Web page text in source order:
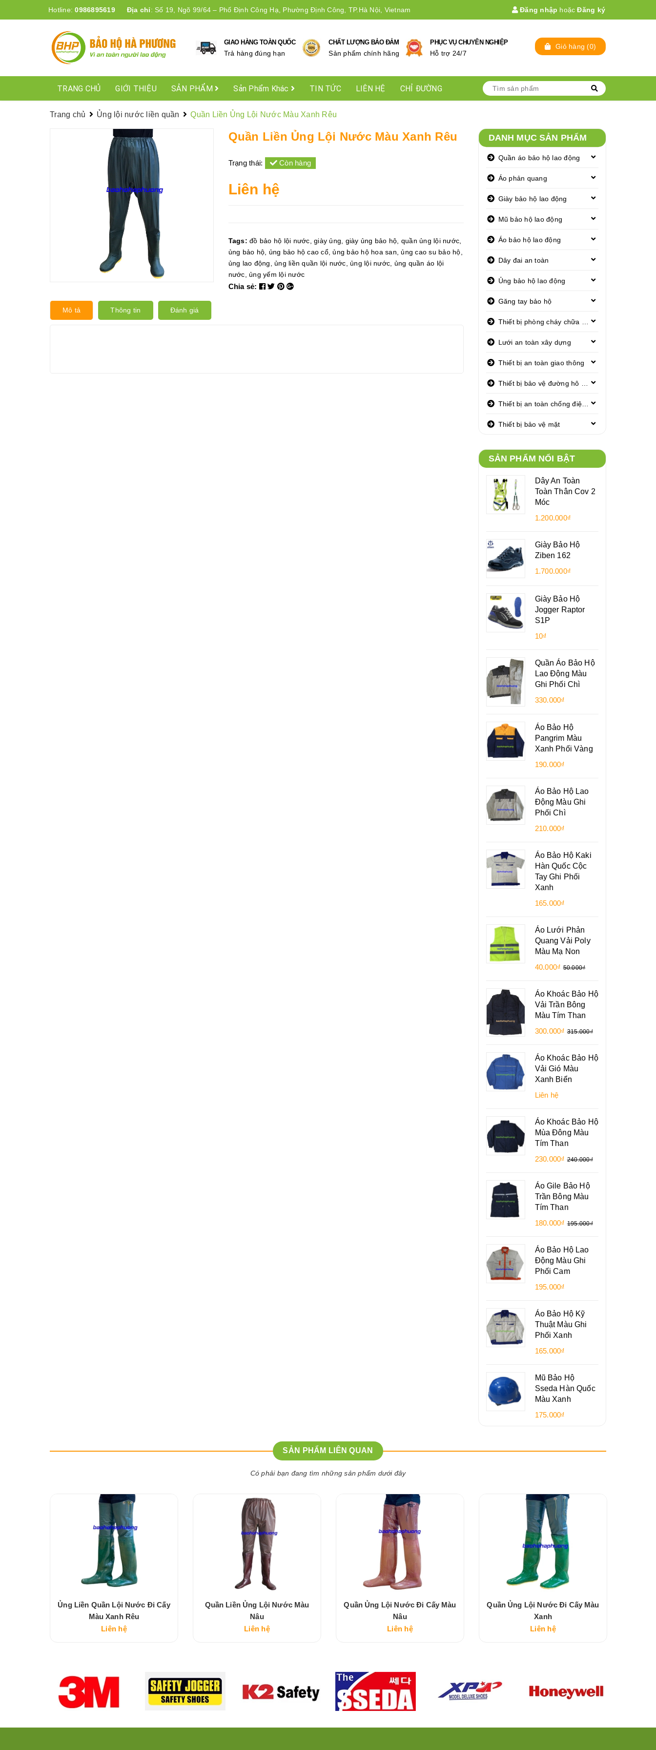
Hotline:0986895619 Địa chỉ: Số 19, Ngõ 99/64 – Phố Định Công Hạ, Phường Định Công, TP.Hà Nội, Vietnam Đăng nhập hoặc Đăng ký
GIAO HÀNG TOÀN QUỐC
Trả hàng đúng hạn
CHẤT LƯỢNG BẢO ĐẢM
Sản phẩm chính hãng
PHỤC VỤ CHUYÊN NGHIỆP
Hỗ trợ 24/7
Giỏ hàng (0)
TRANG CHỦ GIỚI THIỆU SẢN PHẨM Sản Phẩm Khác TIN TỨC LIÊN HỆ CHỈ ĐƯỜNG
Trang chủ Ủng lội nước liền quần Quần Liền Ủng Lội Nước Màu Xanh Rêu
Quần Liền Ủng Lội Nước Màu Xanh Rêu
Trạng thái: Còn hàng
Liên hệ
Tags:đồ bảo hộ lội nước ,giày ủng giày ủng bảo hộ quần ủng lội nước
ủng bảo hộ ủng bảo hộ cao cổ,ủng bảo hộ hoa san ,ủng cao su bảo hộ
ủng lao động
,ủng liền quần lội nước ,ủng lội nước ủng quần áo lội
nước ,ủng yếm lội nước
Chia sẻ:
Mô tả Thông tin Đánh giá
DANH MỤC SẢN PHẨM
Quần áo bảo hộ lao động
Áo phản quang
Giày bảo hộ lao động
Mũ bảo hộ lao động
Áo bảo hộ lao động
Dây đai an toàn
Ủng bảo hộ lao động
Găng tay bảo hộ
Lưới an toàn xây dựng
Thiết bị an toàn giao thông
Thiết bị bảo vệ mặt
SẢN PHẨM NỔI BẬT
Dây An Toàn
Toàn Thân Cov 2
Móc
1.200.000₫
Giày Bảo Hộ
Ziben 162
1.700.000₫
Giày Bảo Hộ
Jogger Raptor
S1P
10₫
Quần Áo Bảo Hộ
Lao Động Màu
Ghi Phối Chì
330.000₫
Áo Bảo Hộ
Pangrim Màu
Xanh Phối Vàng
190.000₫
Áo Bảo Hộ Lao
Động Màu Ghi
Phối Chì
210.000₫
Áo Bảo Hộ Kaki
Hàn Quốc Cộc
Tay Ghi Phối
Xanh
165.000₫
Áo Lưới Phản
Quang Vải Poly
Màu Mạ Non
40.000₫ 50.000₫
Áo Khoác Bảo Hộ
Vải Trần Bông
Màu Tím Than
300.000₫ 315.000₫
Áo Khoác Bảo Hộ
Vải Gió Màu
Xanh Biển
Liên hệ
Áo Khoác Bảo Hộ
Mùa Đông Màu
Tím Than
230.000₫ 240.000₫
Áo Gile Bảo Hộ
Trần Bông Màu
Tím Than
180.000₫ 195.000₫
Áo Bảo Hộ Lao
Động Màu Ghi
Phối Cam
195.000₫
Áo Bảo Hộ Kỹ
Thuật Màu Ghi
Phối Xanh
165.000₫
Mũ Bảo Hộ
Sseda Hàn Quốc
Màu Xanh
175.000₫
SẢN PHẨM LIÊN QUAN
Có phải bạn đang tìm những sản phẩm dưới đây
Ủng Liền Quần Lội Nước Đi Cấy
Màu Xanh Rêu
Liên hệ
Quần Liền Ủng Lội Nước Màu
Nâu
Liên hệ
Quần Ủng Lội Nước Đi Cấy Màu
Nâu
Liên hệ
Quần Ủng Lội Nước Đi Cấy Màu
Xanh
Liên hệ